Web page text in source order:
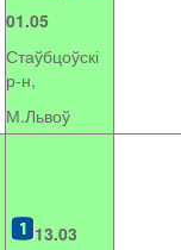
01.05
Стаўбцоўскі
р-н,
М.Львоў
13.03